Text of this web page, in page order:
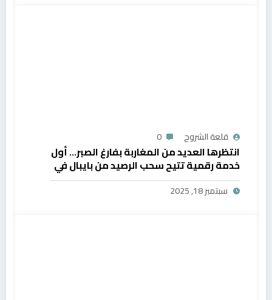
قلعة الشروح 0
انتظرها العديد من المغاربة بفارغ الصبر… أول
خدمة رقمية تتيح سحب الرصيد من بايبال في
المغرب
سبتمبر 18, 2025